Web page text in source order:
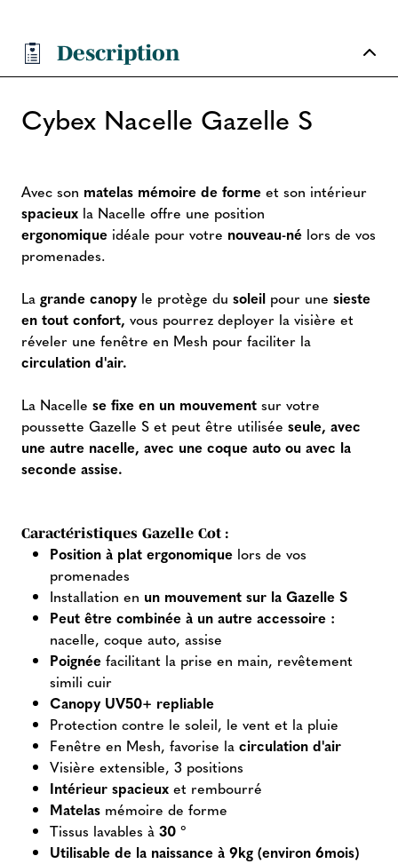
Description
Cybex Nacelle Gazelle S
Avec son matelas mémoire de forme et son intérieur
spacieux la Nacelle offre une position
ergonomique idéale pour votre nouveau-né lors de vos
promenades.
La grande canopy le protège du soleil pour une sieste
en tout confort, vous pourrez deployer la visière et
réveler une fenêtre en Mesh pour faciliter la
circulation d'air.
La Nacelle se fixe en un mouvement sur votre
poussette Gazelle S et peut être utilisée seule, avec
une autre nacelle, avec une coque auto ou avec la
seconde assise.
Caractéristiques Gazelle Cot :
Position à plat ergonomique lors de vos
promenades
Installation en un mouvement sur la Gazelle S
Peut être combinée à un autre accessoire :
nacelle, coque auto, assise
Poignée facilitant la prise en main, revêtement
simili cuir
Canopy UV50+ repliable
Protection contre le soleil, le vent et la pluie
Fenêtre en Mesh, favorise la circulation d'air
Visière extensible, 3 positions
Intérieur spacieux et rembourré
Matelas mémoire de forme
Tissus lavables à 30 °
Utilisable de la naissance à 9kg (environ 6mois)